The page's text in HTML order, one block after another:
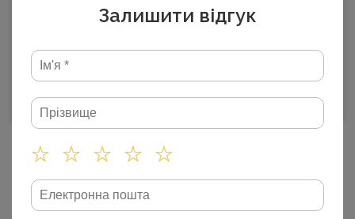
ДІЗНАТИСЯ НАЯВНІСТЬ
Доставка
Залишити відгук